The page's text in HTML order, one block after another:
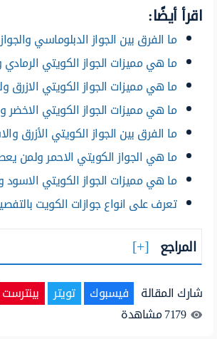
اقرأ أيضًا:
ما الفرق بين الجواز الدبلوماسي
ما هي مميزات الجواز الكويتي
ما هي مميزات الجواز الكويتي
ما هي مميزات الجواز الكويتي
ما الفرق بين الجواز الكويتي الأزرق
ما هي الجواز الكويتي الاحمر ولمن
ما هي مميزات الجواز الكويتي
تعرف على انواع جوازات الكويت
المراجع
شارك المقالة فيسبوك تويتر بينترست
7179مشاهدة